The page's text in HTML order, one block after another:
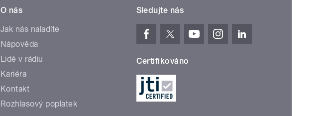
O nás
Jak nás naladíte
Nápověda
Lidé v rádiu
Kariéra
Kontakt
Rozhlasový poplatek
Sledujte nás
Certifikováno